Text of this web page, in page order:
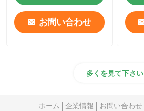
お問い合わせ
多くを見て下さい
ホーム 企業情報 お問い合わせ